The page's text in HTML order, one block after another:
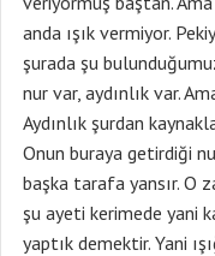
anda ışık vermiyor.
şurada şu
nur var, aydınlık var.
Aydınlık şurdan
Onun buraya getirdiği
başka tarafa yansır. O
şu ayeti kerimede yani
yaptık demektir. Yani